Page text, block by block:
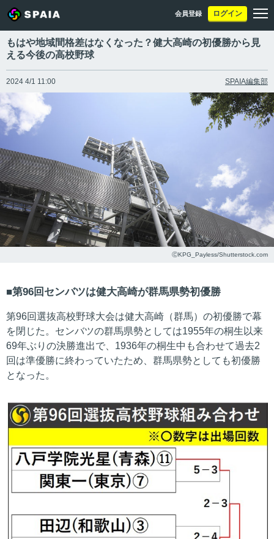
会員登録 ログイン
もはや地域間格差はなくなった？健大高崎の初優勝から見
える今後の高校野球
2024 4/1 11:00 SPAIA編集部
ⒸKPG_Payless/Shutterstock.com
第96回センバツは健大高崎が群馬県勢初優勝
第96回選抜高校野球大会は健大高崎（群馬）の初優勝で幕
を閉じた。センバツの群馬県勢としては1955年の桐生以来
69年ぶりの決勝進出で、1936年の桐生中も合わせて過去2
回は準優勝に終わっていたため、群馬県勢としても初優勝
となった。